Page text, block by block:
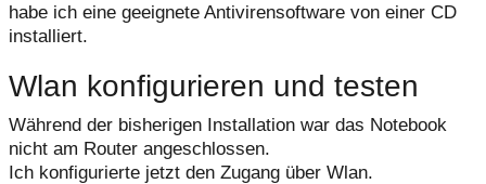
habe ich eine geeignete Antivirensoftware von einer CD
installiert.
Wlan konfigurieren und testen
Während der bisherigen Installation war das Notebook
nicht am Router angeschlossen.
Ich konfigurierte jetzt den Zugang über Wlan.